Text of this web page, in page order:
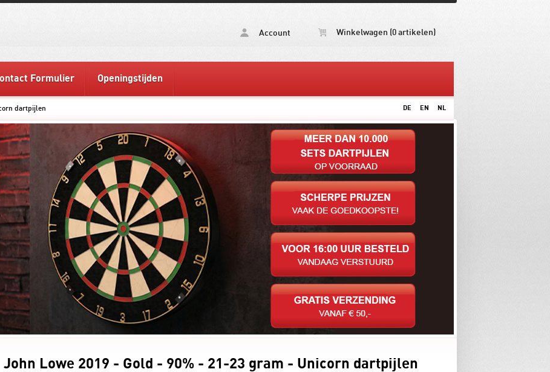
Account Winkelwagen (0 artikelen)
Formulier Openingstijden
dartpijlen DE EN NL
John Lowe 2019 - Gold - 90% - 21-23 gram - Unicorn dartpijlen